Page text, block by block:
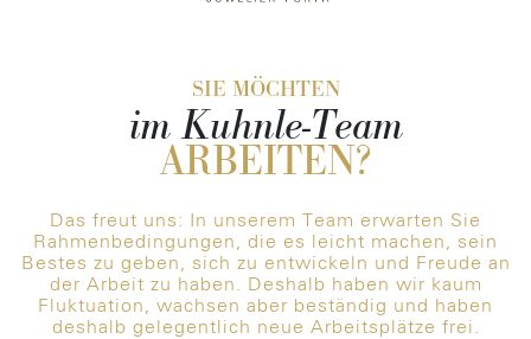
SIE MÖCHTEN
im Kuhnle-Team
ARBEITEN?
Das freut uns: In unserem Team erwarten Sie
Rahmenbedingungen, die es leicht machen, sein
Bestes zu geben, sich zu entwickeln und Freude an
der Arbeit zu haben. Deshalb haben wir kaum
Fluktuation, wachsen aber beständig und haben
deshalb gelegentlich neue Arbeitsplätze frei.